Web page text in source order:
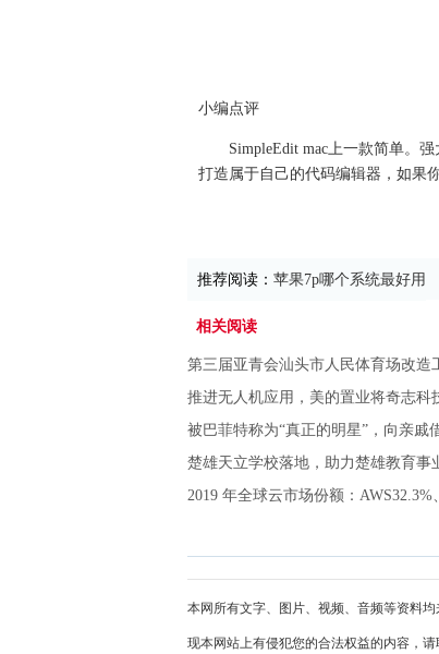
小编点评
SimpleEdit mac上一款简单。
打造属于自己的代码编辑器，如果
推荐阅读： 苹果7p哪个系统最好用
相关阅读
第三届亚青会汕头市人民体育场改造
推进无人机应用，美的置业将奇志科
被巴菲特称为“真正的明星”，向亲戚
楚雄天立学校落地，助力楚雄教育事
2019 年全球云市场份额：AWS32.3%
本网所有文字、图片、视频、音频等资料
现本网站上有侵犯您的合法权益的内容，